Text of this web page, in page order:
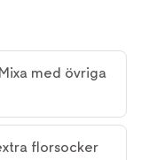
med övriga
florsocker